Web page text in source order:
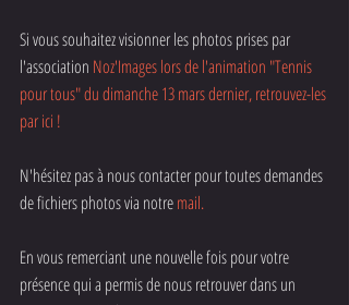
Si vous souhaitez visionner les photos prises par
l'association Noz'Images lors de l'animation "Tennis
pour tous" du dimanche 13 mars dernier, retrouvez-les
par ici !
N'hésitez pas à nous contacter pour toutes demandes
de fichiers photos via notre mail.
En vous remerciant une nouvelle fois pour votre
présence qui a permis de nous retrouver dans un